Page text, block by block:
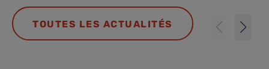
TOUTES LES ACTUALITÉS